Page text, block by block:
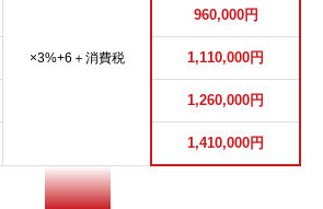
×3%+6＋消費税
960,000円
1,110,000円
1,260,000円
1,410,000円